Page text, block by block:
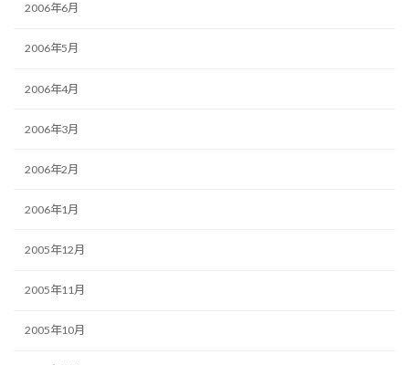
2006年6月
2006年5月
2006年4月
2006年3月
2006年2月
2006年1月
2005年12月
2005年11月
2005年10月